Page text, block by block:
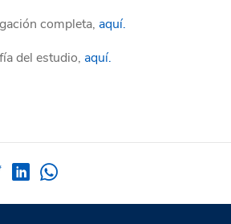
completa, aquí.
del estudio, aquí.